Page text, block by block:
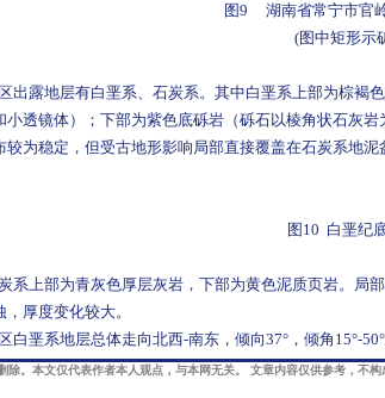
图9 湖南省常宁市官
(图中矩形示
露地层有白垩系、石炭系。其中白垩系上部为棕褐
小透镜体）；下部为紫色底砾岩（砾石以棱角状石灰
较为稳定，但受古地形影响局部直接覆盖在石炭系地泥
图10 白垩纪
上部为青灰色厚层灰岩，下部为黄色泥质页岩。局
，厚度变化较大。
垩系地层总体走向北西-南东，倾向37°，倾角15°-
。本文仅代表作者本人观点，与本网无关。 文章内容仅供参考，不